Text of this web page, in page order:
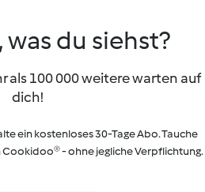
du siehst?
als 100 000 weitere warten auf
dich!
ein kostenloses 30-Tage Abo. Tauche
Cookidoo® - ohne jegliche Verpflichtung.